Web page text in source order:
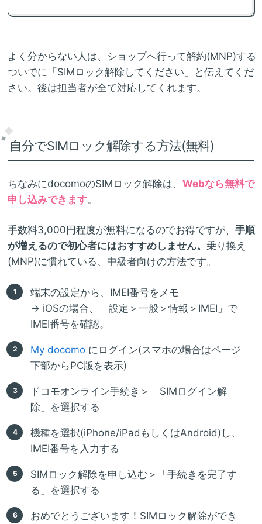
よく分からない人は、ショップへ行って解約(MNP)する
ついでに「SIMロック解除してください」と伝えてくだ
さい。後は担当者が全て対応してくれます。
自分でSIMロック解除する方法(無料)
ちなみにdocomoのSIMロック解除は、 Webなら無料で
申し込みできます。
手数料3,000円程度が無料になるのでお得ですが、 手順
が増えるので初心者にはおすすめしません。 乗り換え
(MNP)に慣れている、中級者向けの方法です。
端末の設定から、IMEI番号をメモ
→ iOSの場合、「設定＞一般＞情報＞IMEI」で
IMEI番号を確認。
My docomo にログイン(スマホの場合はページ
下部からPC版を表示)
ドコモオンライン手続き＞「SIMログイン解
除」を選択する
機種を選択(iPhone/iPadもしくはAndroid)し、
IMEI番号を入力する
SIMロック解除を申し込む＞「手続きを完了す
る」を選択する
おめでとうございます！SIMロック解除ができ